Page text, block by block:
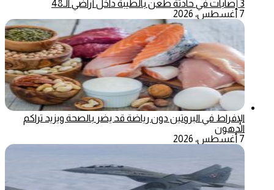
3 إصابات في حادثة طعن بالطيبة داخل أراضي الـ48
7 أغسطس، 2026
الإفراط في البروتين دون رياضة قد يضر بالصحة ويزيد تراكم
الدهون
7 أغسطس، 2026